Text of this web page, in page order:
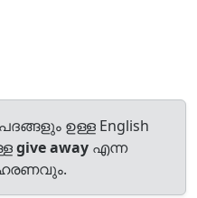
ഉള്ള English
give away എന്ന